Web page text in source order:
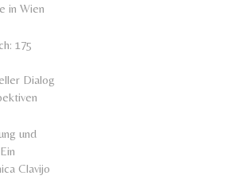
in Wien
175
Dialog
und
Clavijo